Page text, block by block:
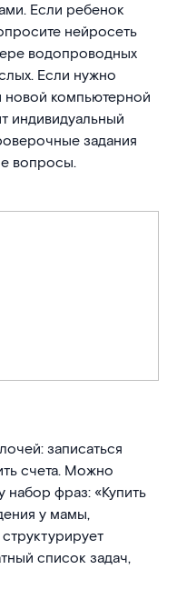
Если ребенок
нейросеть
водопроводных
Если нужно
новой компьютерной
индивидуальный
задания
вопросы.
записаться
счета. Можно
набор фраз: «Купить
у мамы,
список задач,